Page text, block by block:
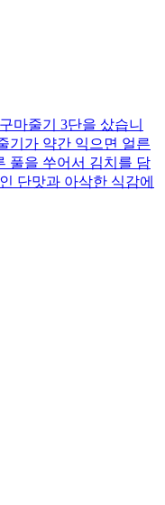
마줄기 3단을 샀습니
기가 약간 익으면 얼른
풀을 쑤어서 김치를 담
단맛과 아삭한 식감에